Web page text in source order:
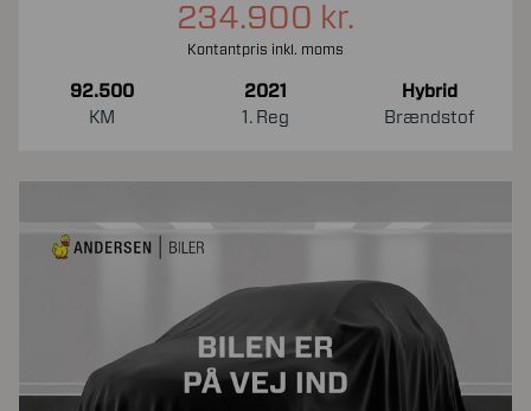
234.900 kr.
Kontantpris inkl. moms
92.500
KM
2021
1. Reg
Hybrid
Brændstof